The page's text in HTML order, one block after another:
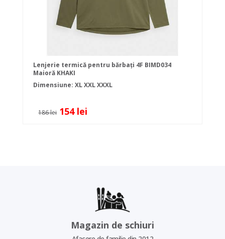
Lenjerie termică pentru bărbați 4F BIMD034
Maioră KHAKI
Dimensiune: XLXXLXXXL
186 lei 154 lei
Magazin de schiuri